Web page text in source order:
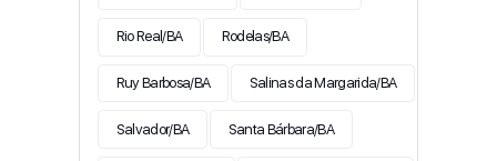
Rio Real/BA Rodelas/BA
Ruy Barbosa/BA Salinas da Margarida/BA
Salvador/BA Santa Bárbara/BA